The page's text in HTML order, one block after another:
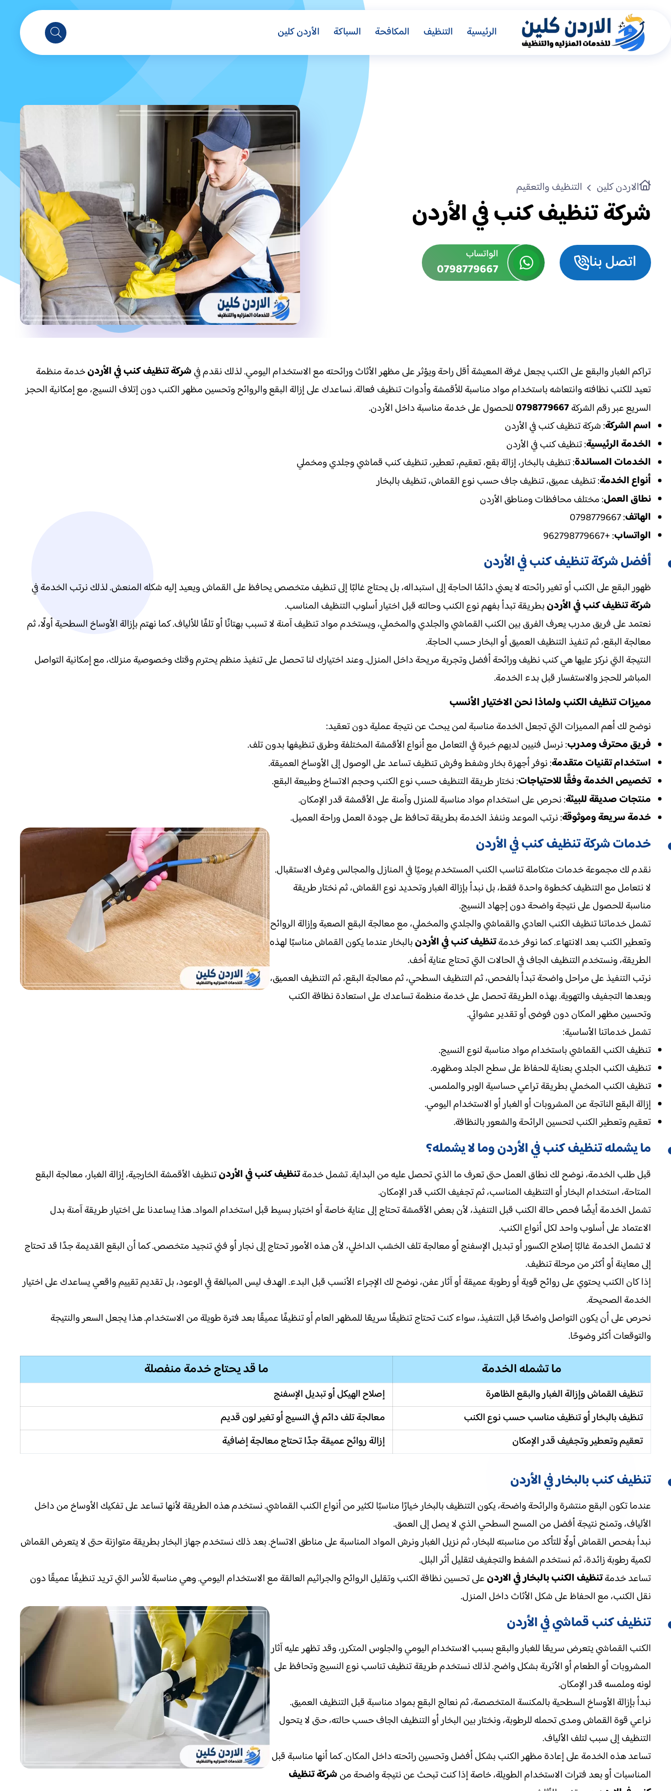
الرئيسية التنظيف المكافحة السباكة الأردن كلين
الاردن كلين التنظيف والتعقيم
شركة تنظيف كنب في الأردن
اتصل بنا الواتساب
0798779667
تراكم الغبار والبقع على الكنب يجعل غرفة المعيشة أقل راحة ويؤثر على مظهر الأثاث ورائحته مع الاستخدام اليومي. لذلك نقدم فيشركة تنظيف كنب في الأردنخدمة منظمة
تعيد للكنب نظافته وانتعاشه باستخدام مواد مناسبة للأقمشة وأدوات تنظيف فعالة. نساعدك على إزالة البقع والروائح وتحسين مظهر الكنب دون إتلاف النسيج، مع إمكانية الحجز
السريع عبر رقم الشركة0798779667للحصول على خدمة مناسبة داخل الأردن.
اسم الشركة: شركة تنظيف كنب في الأردن
الخدمة الرئيسية: تنظيف كنب في الأردن
الخدمات المساندة: تنظيف بالبخار، إزالة بقع، تعقيم، تعطير، تنظيف كنب قماشي وجلدي ومخملي
أنواع الخدمة: تنظيف عميق، تنظيف جاف حسب نوع القماش، تنظيف بالبخار
نطاق العمل: مختلف محافظات ومناطق الأردن
الهاتف: 0798779667
الواتساب: +962798779667
أفضل شركة تنظيف كنب في الأردن
ظهور البقع على الكنب أو تغير رائحته لا يعني دائمًا الحاجة إلى استبداله، بل يحتاج غالبًا إلى تنظيف متخصص يحافظ على القماش ويعيد إليه شكله المنعش. لذلك نرتب الخدمة في
شركة تنظيف كنب في الأردنبطريقة تبدأ بفهم نوع الكنب وحالته قبل اختيار أسلوب التنظيف المناسب.
نعتمد على فريق مدرب يعرف الفرق بين الكنب القماشي والجلدي والمخملي، ويستخدم مواد تنظيف آمنة لا تسبب بهتانًا أو تلفًا للألياف. كما نهتم بإزالة الأوساخ السطحية أولًا، ثم
معالجة البقع، ثم تنفيذ التنظيف العميق أو البخار حسب الحاجة.
النتيجة التي نركز عليها هي كنب نظيف ورائحة أفضل وتجربة مريحة داخل المنزل. وعند اختيارك لنا تحصل على تنفيذ منظم يحترم وقتك وخصوصية منزلك، مع إمكانية التواصل
المباشر للحجز والاستفسار قبل بدء الخدمة.
مميزات تنظيف الكنب ولماذا نحن الاختيار الأنسب
نوضح لك أهم المميزات التي تجعل الخدمة مناسبة لمن يبحث عن نتيجة عملية دون تعقيد:
فريق محترف ومدرب: نرسل فنيين لديهم خبرة في التعامل مع أنواع الأقمشة المختلفة وطرق تنظيفها بدون تلف.
استخدام تقنيات متقدمة: نوفر أجهزة بخار وشفط وفرش تنظيف تساعد على الوصول إلى الأوساخ العميقة.
تخصيص الخدمة وفقًا للاحتياجات: نختار طريقة التنظيف حسب نوع الكنب وحجم الاتساخ وطبيعة البقع.
منتجات صديقة للبيئة: نحرص على استخدام مواد مناسبة للمنزل وآمنة على الأقمشة قدر الإمكان.
خدمة سريعة وموثوقة: نرتب الموعد وننفذ الخدمة بطريقة تحافظ على جودة العمل وراحة العميل.
خدمات شركة تنظيف كنب في الأردن
نقدم لك مجموعة خدمات متكاملة تناسب الكنب المستخدم يوميًا في المنازل والمجالس وغرف الاستقبال.
لا نتعامل مع التنظيف كخطوة واحدة فقط، بل نبدأ بإزالة الغبار وتحديد نوع القماش، ثم نختار طريقة
مناسبة للحصول على نتيجة واضحة دون إجهاد النسيج.
تشمل خدماتنا تنظيف الكنب العادي والقماشي والجلدي والمخملي، مع معالجة البقع الصعبة وإزالة الروائح
وتعطير الكنب بعد الانتهاء. كما نوفر خدمةتنظيف كنب في الأردنبالبخار عندما يكون القماش مناسبًا لهذه
الطريقة، ونستخدم التنظيف الجاف في الحالات التي تحتاج عناية أخف.
نرتب التنفيذ على مراحل واضحة تبدأ بالفحص، ثم التنظيف السطحي، ثم معالجة البقع، ثم التنظيف العميق،
وبعدها التجفيف والتهوية. بهذه الطريقة تحصل على خدمة منظمة تساعدك على استعادة نظافة الكنب
وتحسين مظهر المكان دون فوضى أو تقدير عشوائي.
تشمل خدماتنا الأساسية:
تنظيف الكنب القماشي باستخدام مواد مناسبة لنوع النسيج.
تنظيف الكنب الجلدي بعناية للحفاظ على سطح الجلد ومظهره.
تنظيف الكنب المخملي بطريقة تراعي حساسية الوبر والملمس.
إزالة البقع الناتجة عن المشروبات أو الغبار أو الاستخدام اليومي.
تعقيم وتعطير الكنب لتحسين الرائحة والشعور بالنظافة.
ما يشمله تنظيف كنب في الأردن وما لا يشمله؟
قبل طلب الخدمة، نوضح لك نطاق العمل حتى تعرف ما الذي تحصل عليه من البداية. تشمل خدمةتنظيف كنب في الأردنتنظيف الأقمشة الخارجية، إزالة الغبار، معالجة البقع
المتاحة، استخدام البخار أو التنظيف المناسب، ثم تجفيف الكنب قدر الإمكان.
تشمل الخدمة أيضًا فحص حالة الكنب قبل التنفيذ، لأن بعض الأقمشة تحتاج إلى عناية خاصة أو اختبار بسيط قبل استخدام المواد. هذا يساعدنا على اختيار طريقة آمنة بدل
الاعتماد على أسلوب واحد لكل أنواع الكنب.
لا تشمل الخدمة غالبًا إصلاح الكسور أو تبديل الإسفنج أو معالجة تلف الخشب الداخلي، لأن هذه الأمور تحتاج إلى نجار أو فني تنجيد متخصص. كما أن البقع القديمة جدًا قد تحتاج
إلى معاينة أو أكثر من مرحلة تنظيف.
إذا كان الكنب يحتوي على روائح قوية أو رطوبة عميقة أو آثار عفن، نوضح لك الإجراء الأنسب قبل البدء. الهدف ليس المبالغة في الوعود، بل تقديم تقييم واقعي يساعدك على اختيار
الخدمة الصحيحة.
نحرص على أن يكون التواصل واضحًا قبل التنفيذ، سواء كنت تحتاج تنظيفًا سريعًا للمظهر العام أو تنظيفًا عميقًا بعد فترة طويلة من الاستخدام. هذا يجعل السعر والنتيجة
والتوقعات أكثر وضوحًا.
ما تشمله الخدمة ما قد يحتاج خدمة منفصلة
تنظيف القماش وإزالة الغبار والبقع الظاهرة
إصلاح الهيكل أو تبديل الإسفنج
تنظيف بالبخار أو تنظيف مناسب حسب نوع الكنب
معالجة تلف دائم في النسيج أو تغير لون قديم
تعقيم وتعطير وتجفيف قدر الإمكان
إزالة روائح عميقة جدًا تحتاج معالجة إضافية
تنظيف كنب بالبخار في الأردن
عندما تكون البقع منتشرة والرائحة واضحة، يكون التنظيف بالبخار خيارًا مناسبًا لكثير من أنواع الكنب القماشي. نستخدم هذه الطريقة لأنها تساعد على تفكيك الأوساخ من داخل
الألياف، وتمنح نتيجة أفضل من المسح السطحي الذي لا يصل إلى العمق.
نبدأ بفحص القماش أولًا للتأكد من مناسبته للبخار، ثم نزيل الغبار ونرش المواد المناسبة على مناطق الاتساخ. بعد ذلك نستخدم جهاز البخار بطريقة متوازنة حتى لا يتعرض القماش
لكمية رطوبة زائدة، ثم نستخدم الشفط والتجفيف لتقليل أثر البلل.
تساعد خدمةتنظيف الكنب بالبخار في الاردنعلى تحسين نظافة الكنب وتقليل الروائح والجراثيم العالقة مع الاستخدام اليومي. وهي مناسبة للأسر التي تريد تنظيفًا عميقًا دون
نقل الكنب، مع الحفاظ على شكل الأثاث داخل المنزل.
تنظيف كنب قماشي في الأردن
الكنب القماشي يتعرض سريعًا للغبار والبقع بسبب الاستخدام اليومي والجلوس المتكرر، وقد تظهر عليه آثار
المشروبات أو الطعام أو الأتربة بشكل واضح. لذلك نستخدم طريقة تنظيف تناسب نوع النسيج وتحافظ على
لونه وملمسه قدر الإمكان.
نبدأ بإزالة الأوساخ السطحية بالمكنسة المتخصصة، ثم نعالج البقع بمواد مناسبة قبل التنظيف العميق.
نراعي قوة القماش ومدى تحمله للرطوبة، ونختار بين البخار أو التنظيف الجاف حسب حالته، حتى لا يتحول
التنظيف إلى سبب لتلف الألياف.
تساعد هذه الخدمة على إعادة مظهر الكنب بشكل أفضل وتحسين رائحته داخل المكان. كما أنها مناسبة قبل
المناسبات أو بعد فترات الاستخدام الطويلة، خاصة إذا كنت تبحث عن نتيجة واضحة منشركة تنظيف